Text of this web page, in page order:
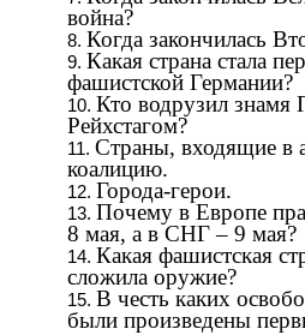
война?
Когда закончилась
Какая страна стала
фашистской Германии?
Кто водрузил знамя
Рейхстагом?
Страны, входящие в
коалицию.
Города-герои.
Почему в Европе
8 мая, а в СНГ – 9 мая?
Какая фашистская
сложила оружие?
В честь каких
были произведены